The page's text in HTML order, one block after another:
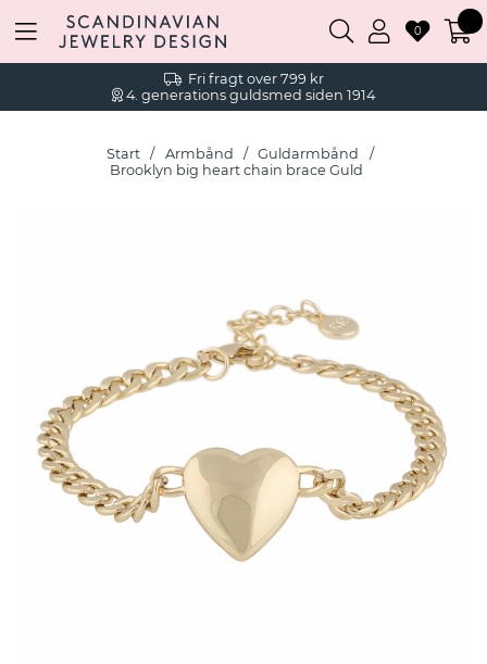
Fri fragt over 799 kr
4. generations guldsmed siden 1914
0
Start Armbånd
Guldarmbånd
Brooklyn big heart chain brace Guld